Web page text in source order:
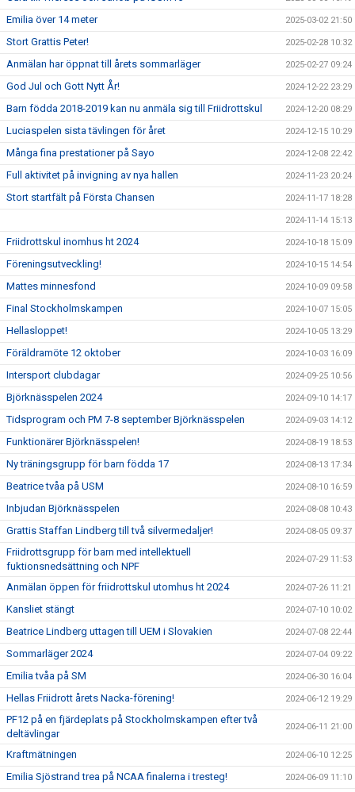
Emilia över 14 meter 2025-03-02 21:50
Stort Grattis Peter! 2025-02-28 10:32
Anmälan har öppnat till årets sommarläger 2025-02-27 09:24
God Jul och Gott Nytt År! 2024-12-22 23:29
Barn födda 2018-2019 kan nu anmäla sig till Friidrottskul 2024-12-20 08:29
Luciaspelen sista tävlingen för året 2024-12-15 10:29
Många fina prestationer på Sayo 2024-12-08 22:42
Full aktivitet på invigning av nya hallen 2024-11-23 20:24
Stort startfält på Första Chansen 2024-11-17 18:28
2024-11-14 15:13
Friidrottskul inomhus ht 2024 2024-10-18 15:09
Föreningsutveckling! 2024-10-15 14:54
Mattes minnesfond 2024-10-09 09:58
Final Stockholmskampen 2024-10-07 15:05
Hellasloppet! 2024-10-05 13:29
Föräldramöte 12 oktober 2024-10-03 16:09
Intersport clubdagar 2024-09-25 10:56
Björknässpelen 2024 2024-09-10 14:17
Tidsprogram och PM 7-8 september Björknässpelen 2024-09-03 14:12
Funktionärer Björknässpelen! 2024-08-19 18:53
Ny träningsgrupp för barn födda 17 2024-08-13 17:34
Beatrice tvåa på USM 2024-08-10 16:59
Inbjudan Björknässpelen 2024-08-08 10:43
Grattis Staffan Lindberg till två silvermedaljer! 2024-08-05 09:37
Friidrottsgrupp för barn med intellektuell
fuktionsnedsättning och NPF
2024-07-29 11:53
Anmälan öppen för friidrottskul utomhus ht 2024 2024-07-26 11:21
Kansliet stängt 2024-07-10 10:02
Beatrice Lindberg uttagen till UEM i Slovakien 2024-07-08 22:44
Sommarläger 2024 2024-07-04 09:22
Emilia tvåa på SM 2024-06-30 16:04
Hellas Friidrott årets Nacka-förening! 2024-06-12 19:29
PF12 på en fjärdeplats på Stockholmskampen efter två
deltävlingar
2024-06-11 21:00
Kraftmätningen 2024-06-10 12:25
Emilia Sjöstrand trea på NCAA finalerna i tresteg! 2024-06-09 11:10